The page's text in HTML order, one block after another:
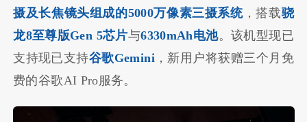
摄及长焦镜头组成的5000万像素三摄系统，搭载骁
龙8至尊版Gen 5芯片与6330mAh电池。该机型现已
支持现已支持谷歌Gemini ，新用户将获赠三个月免
费的谷歌AI Pro服务。